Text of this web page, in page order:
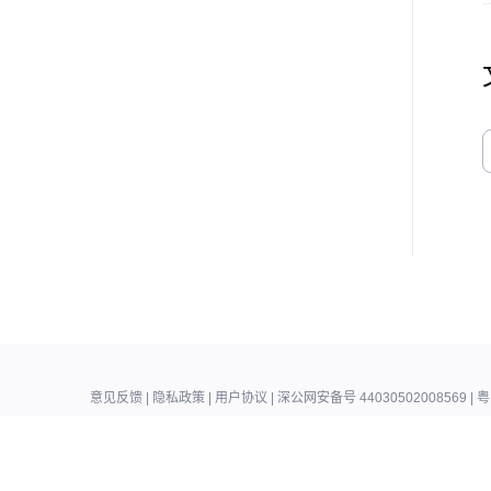
意见反馈 隐私政策 用户协议 深公网安备号 44030502008569